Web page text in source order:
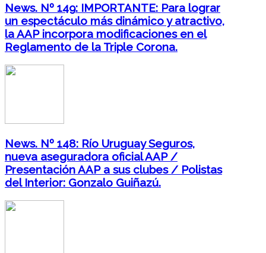
News. Nº 149: IMPORTANTE: Para lograr
un espectáculo más dinámico y atractivo,
la AAP incorpora modificaciones en el
Reglamento de la Triple Corona.
News. Nº 148: Río Uruguay Seguros,
nueva aseguradora oficial AAP /
Presentación AAP a sus clubes / Polistas
del Interior: Gonzalo Guiñazú.